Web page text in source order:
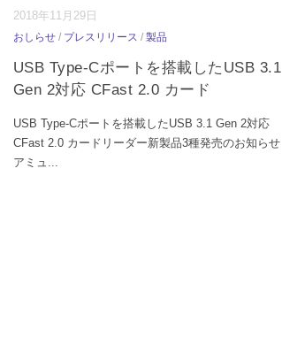
2018年11月29日
おしらせ/ プレスリリース / 製品
USB Type-Cポートを搭載したUSB 3.1
Gen 2対応 CFast 2.0 カード
USB Type-Cポートを搭載したUSB 3.1 Gen 2対応
CFast 2.0 カードリーダー新製品3種発売のお知らせ
アミュ ...